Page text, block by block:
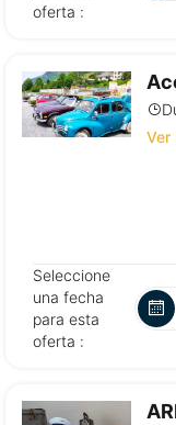
oferta :
Ver
Seleccione
una fecha
para esta
oferta :